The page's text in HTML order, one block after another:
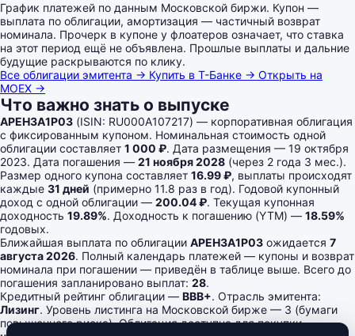
График платежей по данным Московской биржи. Купон —
выплата по облигации, амортизация — частичный возврат
номинала. Прочерк в купоне у флоатеров означает, что ставка
на этот период ещё не объявлена. Прошлые выплаты и дальние
будущие раскрываются по клику.
Все облигации эмитента → Купить в Т-Банке → Открыть на
MOEX →
Что важно знать о выпуске
АРЕНЗА1Р03 (ISIN: RU000A107217) — корпоративная облигация
с фиксированным купоном. Номинальная стоимость одной
облигации составляет 1 000 ₽. Дата размещения — 19 октября
2023. Дата погашения — 21 ноября 2028 (через 2 года 3 мес.).
Размер одного купона составляет 16.99 ₽, выплаты происходят
каждые 31 дней (примерно 11.8 раз в год). Годовой купонный
доход с одной облигации — 200.04 ₽. Текущая купонная
доходность 19.89%. Доходность к погашению (YTM) — 18.59%
годовых.
Ближайшая выплата по облигации АРЕНЗА1Р03 ожидается 7
августа 2026. Полный календарь платежей — купоны и возврат
номинала при погашении — приведён в таблице выше. Всего до
погашения запланировано выплат: 28.
Кредитный рейтинг облигации — BBB+. Отрасль эмитента:
Лизинг. Уровень листинга на Московской бирже — 3 (бумаги
повышенного риска). Облигация доступна для покупки